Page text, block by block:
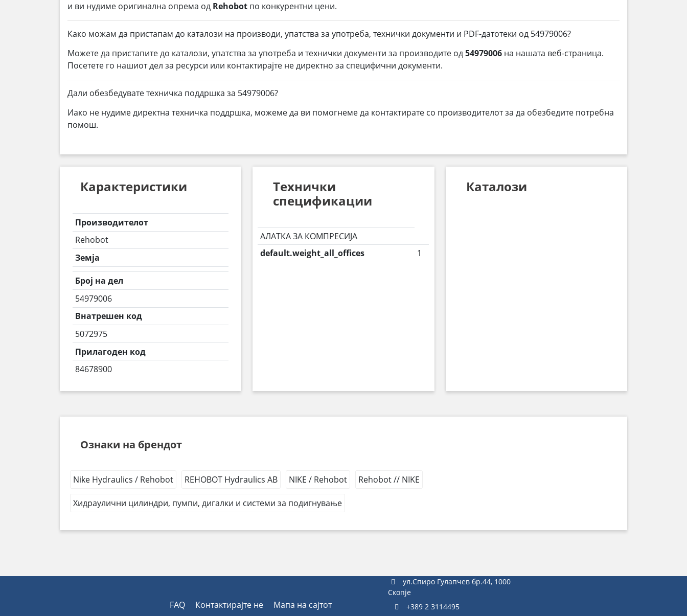
и ви нудиме оригинална опрема од Rehobot по конкурентни цени.
Како можам да пристапам до каталози на производи, упатства за употреба, технички документи и PDF-датотеки од 54979006?
Можете да пристапите до каталози, упатства за употреба и технички документи за производите од54979006 на нашата веб-страница.
Посетете го нашиот дел за ресурси или контактирајте не директно за специфични документи.
Дали обезбедувате техничка поддршка за 54979006?
Иако не нудиме директна техничка поддршка, можеме да ви помогнеме да контактирате со производителот за да обезбедите потребна
помош.
Карактеристики
Производителот
Rehobot
Земја
Број на дел
54979006
Внатрешен код
5072975
Прилагоден код
84678900
Технички
спецификации
АЛАТКА ЗА КОМПРЕСИЈА
default.weight_all_offices
1
Каталози
Ознаки на брендот
Nike Hydraulics / Rehobot REHOBOT Hydraulics AB NIKE / Rehobot Rehobot // NIKE
Хидраулични цилиндри, пумпи, дигалки и системи за подигнување
FAQ Контактирајте не Мапа на сајтот
ул.Спиро Гулапчев бр.44, 1000
Скопје
+389 2 3114495